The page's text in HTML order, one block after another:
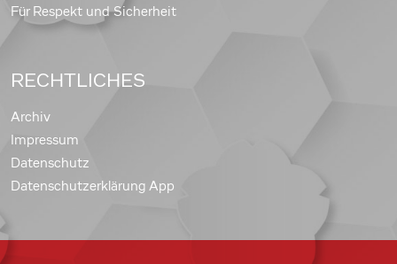
Für Respekt und Sicherheit
RECHTLICHES
Archiv
Impressum
Datenschutz
Datenschutzerklärung App